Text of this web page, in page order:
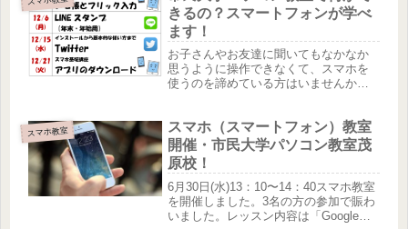
予約いただきます。詳しくは...
きるの？スマートフォンが学べ
ます！
お子さんやお友達に聞いてもなかなか
思うように操作できなくて、スマホを
使うのを諦めている方はいませんか？
なく、スマホも学べます！スマホ教室
は特別にグループレッスンを用意。毎
月...
スマホ教室
スマホ（スマートフォン）教室
開催・市民大学パソコン教室茂
原校！
6月30日(水)13：10〜14：40スマホ教室
を開催しました。3名の方の参加で賑わ
いました。レッスン内容は「Googleマ